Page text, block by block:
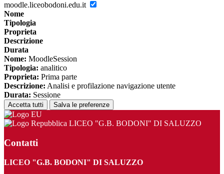
moodle.liceobodoni.edu.it
Nome
Tipologia
Proprieta
Descrizione
Durata
Nome: MoodleSession
Tipologia: analitico
Proprieta: Prima parte
Descrizione: Analisi e profilazione navigazione utente
Durata: Sessione
Accetta tutti Salva le preferenze
LICEO "G.B. BODONI" DI SALUZZO
Contatti
LICEO "G.B. BODONI" DI SALUZZO